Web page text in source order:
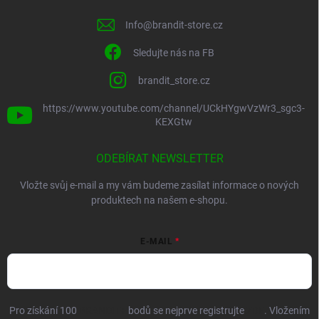
Info@brandit-store.cz
Sledujte nás na FB
brandit_store.cz
https://www.youtube.com/channel/UCkHYgwVzWr3_sgc3-
KEXGtw
ODEBÍRAT NEWSLETTER
Vložte svůj e-mail a my vám budeme zasílat informace o nových
produktech na našem e-shopu.
E-MAIL
Pro získání 100 bodů se nejprve registrujte . Vložením